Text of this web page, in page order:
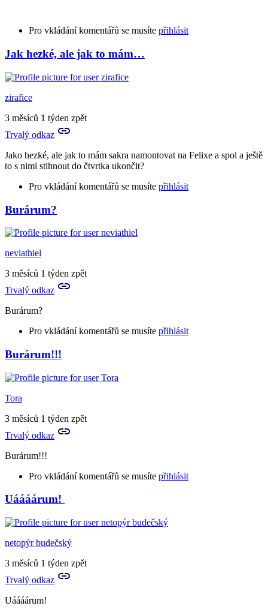
Pro vkládání komentářů se musíte přihlásit
Jak hezké, ale jak to mám…
zirafice
3 měsíců 1 týden zpět
Trvalý odkaz
Jako hezké, ale jak to mám sakra namontovat na Felixe a spol a ještě
to s nimi stihnout do čtvrtka ukončit?
Pro vkládání komentářů se musíte přihlásit
Burárum?
neviathiel
3 měsíců 1 týden zpět
Trvalý odkaz
Burárum?
Pro vkládání komentářů se musíte přihlásit
Burárum!!!
Tora
3 měsíců 1 týden zpět
Trvalý odkaz
Burárum!!!
Pro vkládání komentářů se musíte přihlásit
In
reply
to
Burárum?
by
neviathiel
Uáááárum!
netopýr budečský
3 měsíců 1 týden zpět
Trvalý odkaz
Uáááárum!